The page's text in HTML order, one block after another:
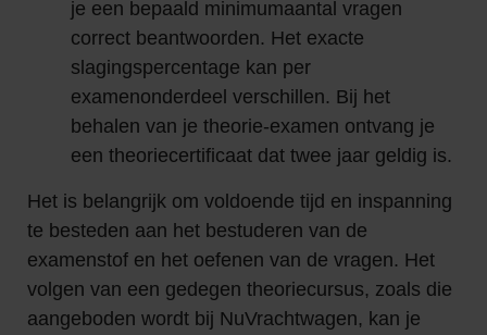
je een bepaald minimumaantal vragen
correct beantwoorden. Het exacte
slagingspercentage kan per
examenonderdeel verschillen. Bij het
behalen van je theorie-examen ontvang je
een theoriecertificaat dat twee jaar geldig is.
Het is belangrijk om voldoende tijd en inspanning
te besteden aan het bestuderen van de
examenstof en het oefenen van de vragen. Het
volgen van een gedegen theoriecursus, zoals die
aangeboden wordt bij NuVrachtwagen, kan je